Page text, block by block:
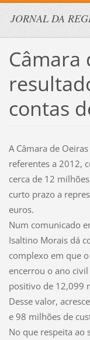
JORNAL DA
Câmara
contas
A Câmara de
referentes a 2012,
cerca de 12
curto prazo a
euros.
Num comunicado
Isaltino Morais dá
complexo em que
encerrou o ano
positivo de 12,099
Desse valor,
e 98 milhões de
No que respeita ao